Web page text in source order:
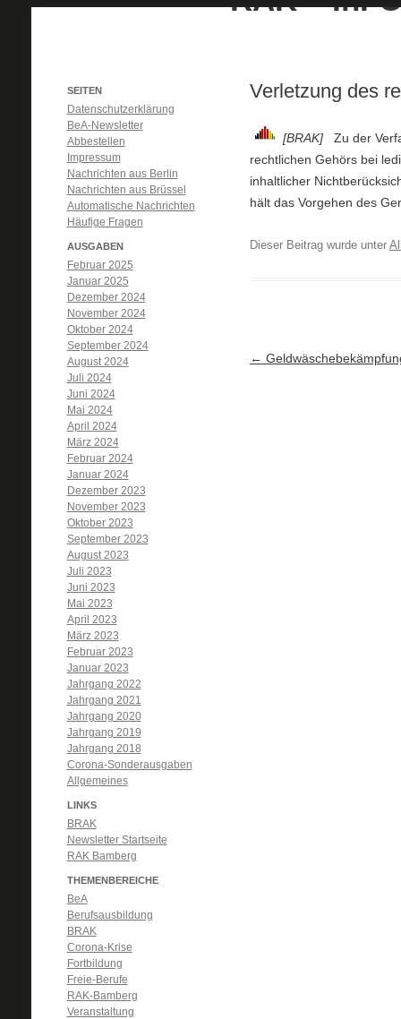
Verletzung des
[BRAK] Zu der
rechtlichen Gehörs bei
inhaltlicher
hält das Vorgehen des
Dieser Beitrag wurde unter
Artikel-Navigation
←
SEITEN
Datenschutzerklärung
BeA-Newsletter
Abbestellen
Impressum
Nachrichten aus Berlin
Nachrichten aus Brüssel
Automatische Nachrichten
Häufige Fragen
AUSGABEN
Februar 2025
Januar 2025
Dezember 2024
November 2024
Oktober 2024
September 2024
August 2024
Juli 2024
Juni 2024
Mai 2024
April 2024
März 2024
Februar 2024
Januar 2024
Dezember 2023
November 2023
Oktober 2023
September 2023
August 2023
Juli 2023
Juni 2023
Mai 2023
April 2023
März 2023
Februar 2023
Januar 2023
Jahrgang 2022
Jahrgang 2021
Jahrgang 2020
Jahrgang 2019
Jahrgang 2018
Corona-Sonderausgaben
Allgemeines
LINKS
BRAK
Newsletter Startseite
RAK Bamberg
THEMENBEREICHE
BeA
Berufsausbildung
BRAK
Corona-Krise
Fortbildung
Freie-Berufe
RAK-Bamberg
Veranstaltung